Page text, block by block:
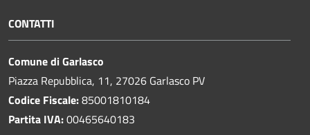
CONTATTI
Comune di Garlasco
Piazza Repubblica, 11, 27026 Garlasco PV
Codice Fiscale:85001810184
Partita IVA:00465640183